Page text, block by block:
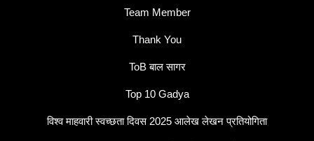
Team Member
Thank You
ToB बाल सागर
Top 10 Gadya
विश्व माहवारी स्वच्छता दिवस 2025 आलेख लेखन प्रतियोगिता